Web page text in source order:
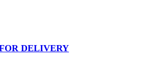
DELIVERY